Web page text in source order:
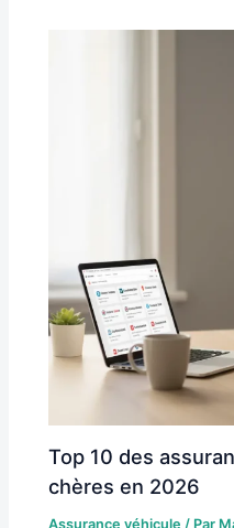
Top 10 des
chères en 2026
Assurance véhicule / Par